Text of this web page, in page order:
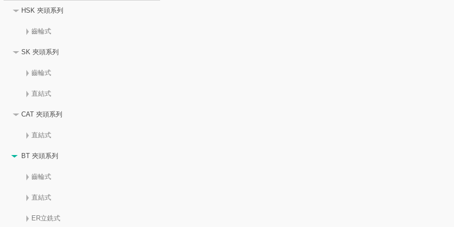
HSK 夾頭系列
齒輪式
SK 夾頭系列
齒輪式
直結式
CAT 夾頭系列
直結式
BT 夾頭系列
齒輪式
直結式
ER立銑式